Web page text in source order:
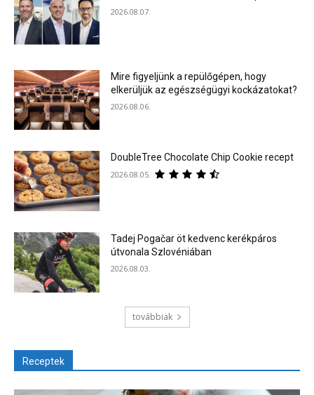
2026.08.07.
Mire figyeljünk a repülőgépen, hogy
elkerüljük az egészségügyi kockázatokat?
2026.08.06.
DoubleTree Chocolate Chip Cookie recept
2026.08.05.
Tadej Pogačar öt kedvenc kerékpáros
útvonala Szlovéniában
2026.08.03.
továbbiak
Receptek